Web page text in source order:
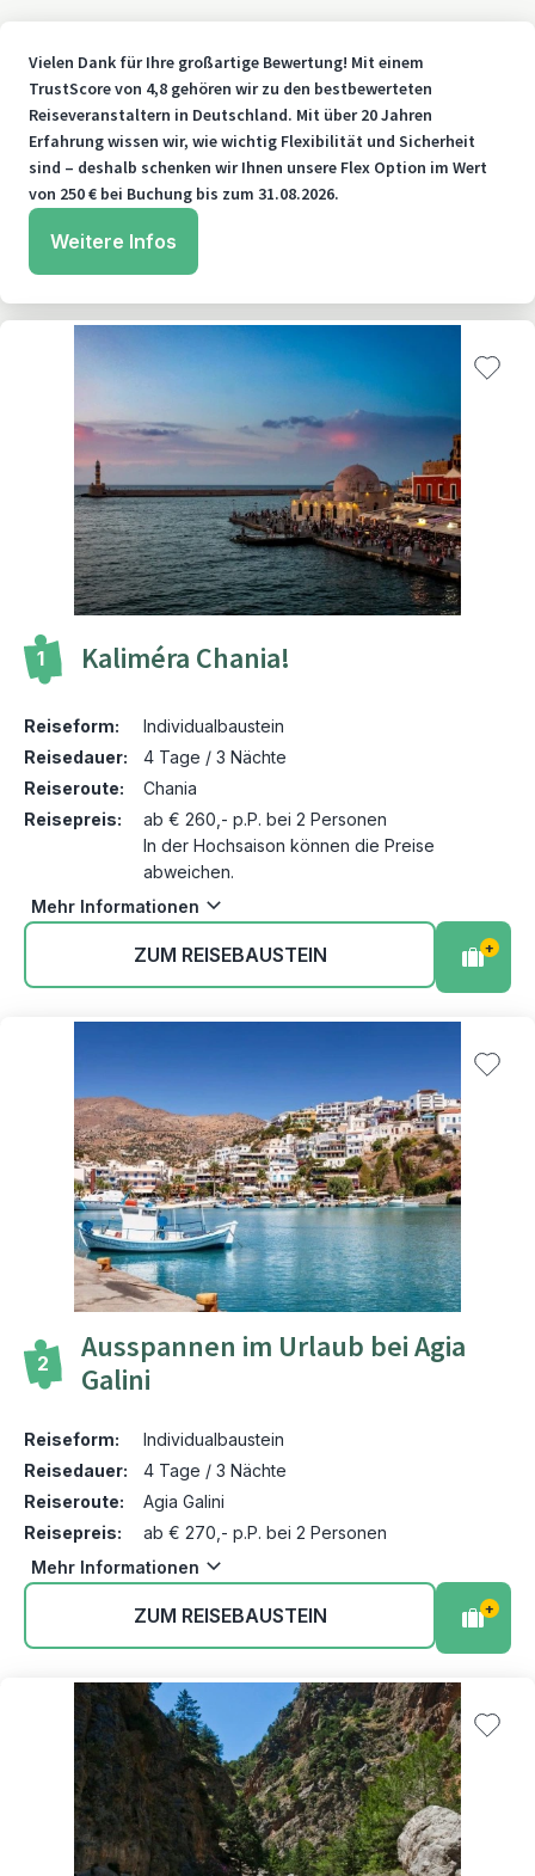
Vielen Dank für Ihre großartige Bewertung! Mit einem
TrustScore von 4,8 gehören wir zu den bestbewerteten
Reiseveranstaltern in Deutschland. Mit über 20 Jahren
Erfahrung wissen wir, wie wichtig Flexibilität und Sicherheit
sind – deshalb schenken wir Ihnen unsere Flex Option im Wert
von 250 € bei Buchung bis zum 31.08.2026.
Weitere Infos
1 Kaliméra Chania!
Reiseform:
Individualbaustein
Reisedauer:
4 Tage / 3 Nächte
Reiseroute:
Chania
Reisepreis:
ab € 260,- p.P. bei 2 Personen
In der Hochsaison können die Preise
abweichen.
Mehr Informationen
ZUM REISEBAUSTEIN +
2
Ausspannen im Urlaub bei Agia
Galini
Reiseform:
Individualbaustein
Reisedauer:
4 Tage / 3 Nächte
Reiseroute:
Agia Galini
Reisepreis:
ab € 270,- p.P. bei 2 Personen
Mehr Informationen
ZUM REISEBAUSTEIN +